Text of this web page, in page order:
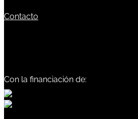
Contacto
Con la financiación de: